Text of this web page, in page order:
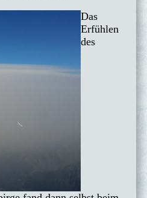
Das
Erfühlen
des